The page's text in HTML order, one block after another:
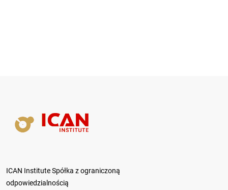
ICAN Institute Spółka z ograniczoną
odpowiedzialnością